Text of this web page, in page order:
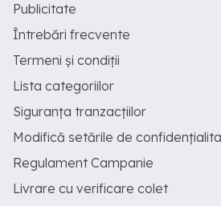
Publicitate
Întrebări frecvente
Termeni și condiții
Lista categoriilor
Siguranța tranzacțiilor
Modifică setările de
Regulament Campanie
Livrare cu verificare colet